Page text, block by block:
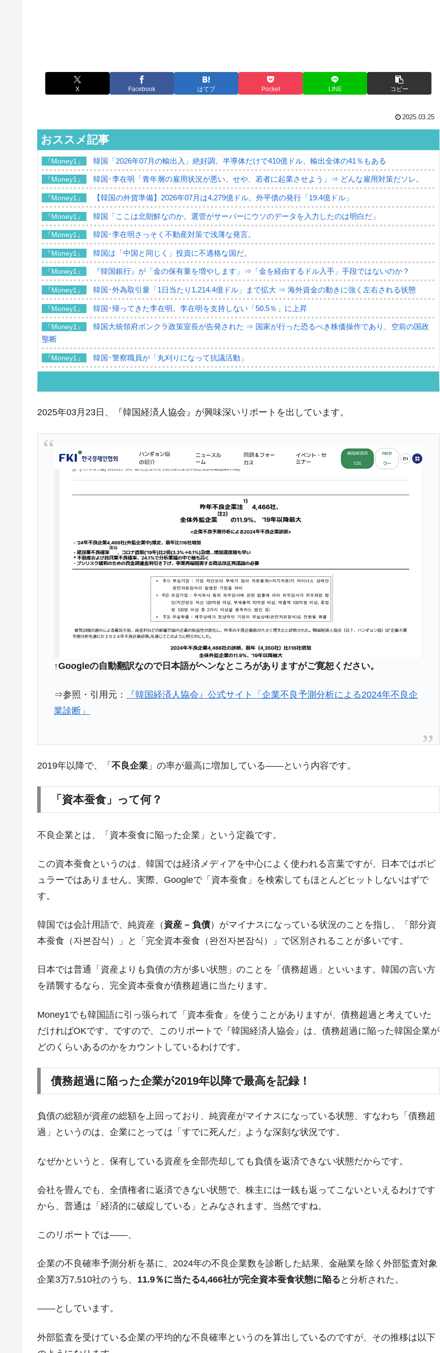
X Facebook はてブ Pocket LINE コピー
2025.03.25
おススメ記事
『Money1』 韓国「2026年07月の輸出入」絶好調。半導体だけで410億ドル、輸出全体の41％もある
『Money1』 韓国･李在明「青年層の雇用状況が悪い。せや、若者に起業させよう」⇒ どんな雇用対策だソレ。
『Money1』 【韓国の外貨準備】2026年07月は4,279億ドル。外平債の発行「19.4億ドル」
『Money1』 韓国「ここは北朝鮮なのか。選管がサーバーにウソのデータを入力したのは明白だ」
『Money1』 韓国･李在明さっそく不動産対策で浅薄な発言。
『Money1』 韓国は「中国と同じく」投資に不適格な国だ。
『Money1』 『韓国銀行』が「金の保有量を増やします」⇒「金を経由するドル入手」手段ではないのか？
『Money1』 韓国･外為取引量「1日当たり1,214.4億ドル」まで拡大 ⇒ 海外資金の動きに強く左右される状態
『Money1』 韓国･帰ってきた李在明。李在明を支持しない「50.5％」に上昇
『Money1』
韓国大統領府ボンクラ政策室長が告発された ⇒ 国家が行った恐るべき株価操作であり、空前の国政
壟断
『Money1』 韓国･警察職員が「丸刈りになって抗議活動」
韓国製造業「半導体絶好調」のウラで他業種は全般的「不調」⇒ PSIが示す現況は決して良くない。
『Money1』 【米韓激突案件】韓国消費者院が『クーパン』1人当たり賠償10万ウォンを認定 ⇒ 総額3兆7,000億
『Money1』 韓国型イージス搭載の次世代駆逐艦「KDDX」1番艦、2032年竣工と公示
『Money1』 【対日本円】ウォン安が急進！ 日米の協調に韓国がいっちょがみしたのでは。
在韓米国大使スティールが着韓！⇒ さっそく空港に詰めかけ「出て行け！」「極右勢力」のプラカー
『Money1』 韓国政府「2035年までに18.4GW規模のAIデータセンター整備」⇒ だから無理だってば。
『Money1』 JPモルガン「韓国レバレッジETFの清算はほぼ終わった」
韓国『国民年金公団』株価暴落で200兆蒸発。
韓国政府「ニセＫ-ブランドを通報しようキャンペーン」⇒ あの名物教授も登場！
韓国「橋が落ちました」⇒ 耐久性「なさすぎ」では。
『Money1』 韓国鉄鋼最大手『POSCO』ズブズブ沈む。営業利益80.2％も減少
米国下院「韓国の公務員個人をターゲットにぶん殴る法案」提出！⇒ クーパン問題は合衆国企業に対
する差別。許してはおかぬ
『Money1』 韓国ボンクラ政策室長･金容範、株価暴落に他人事のような発言。
『Money1』
『Money1』
【速報】韓国株式市場の暴落・本日07月29日(水)もサイドカー・サーキットブレイカーの二段コンボ
『Money1』 韓国「株式市場が賭博場のように変質したのは政界の責任だ」
『Money1』 韓国「2026年1Q 資金循環統計」面白い結果に。
『Money1』 韓国化学企業最大手『ロッテケミカル』純借入金が約8兆。信用格付け「ネガティブ」にダウン
『Money1』 韓国･カードローン金利「15％」突破！
日本の誇る海洋資源調査船『白嶺』は先進技術の塊！
Fact1 今話題の「楽天ライオンズ」とは？
Fact1 奇跡の毛色「白毛馬」とは？
Fact1
Fact1 日本人マスターズ挑戦の歴史。松山以前に最高位だった選手とは？
Fact1 甲子園通算本塁打、最多の清原に次いで多く打っている意外な選手とは？
Fact1 セレクトセールの高額取引馬が稼いだ金額とは？
2025年03月23日、『韓国経済人協会』が興味深いリポートを出しています。
↑Googleの自動翻訳なので日本語がヘンなところがありますがご寛恕ください。
⇒参照・引用元：
『韓国経済人協会』公式サイト「企業不良予測分析による2024年不良企
業診断」
2019年以降で、「 不良企業 」の率が最高に増加している――という内容です。
「資本蚕食」って何？
不良企業とは、「資本蚕食に陥った企業」という定義です。
この資本蚕食というのは、韓国では経済メディアを中心によく使われる言葉ですが、日本ではポピ
ュラーではありません。実際、Googleで「資本蚕食」を検索してもほとんどヒットしないはずで
す。
韓国では会計用語で、純資産（ 資産 – 負債）がマイナスになっている状況のことを指し、「部分資
本蚕食（자본잠식）」と「完全資本蚕食（완전자본잠식）」で区別されることが多いです。
日本では普通「資産よりも負債の方が多い状態」のことを「債務超過」といいます。韓国の言い方
を踏襲するなら、完全資本蚕食が債務超過に当たります。
Money1でも韓国語に引っ張られて「資本蚕食」を使うことがありますが、債務超過と考えていた
だければOKです。ですので、このリポートで『韓国経済人協会』は、債務超過に陥った韓国企業が
どのくらいあるのかをカウントしているわけです。
債務超過に陥った企業が2019年以降で最高を記録！
負債の総額が資産の総額を上回っており、純資産がマイナスになっている状態、すなわち「債務超
過」というのは、企業にとっては「すでに死んだ」ような深刻な状況です。
なぜかというと、保有している資産を全部売却しても負債を返済できない状態だからです。
会社を畳んでも、全債権者に返済できない状態で、株主には一銭も返ってこないといえるわけです
から、普通は「経済的に破綻している」とみなされます。当然ですね。
このリポートでは――、
企業の不良確率予測分析を基に、2024年の不良企業数を診断した結果、金融業を除く外部監査対象
企業3万7,510社のうち、 11.9％に当たる4,466社が完全資本蚕食状態に陥る と分析された。
――としています。
外部監査を受けている企業の平均的な不良確率というのを算出しているのですが、その推移は以下